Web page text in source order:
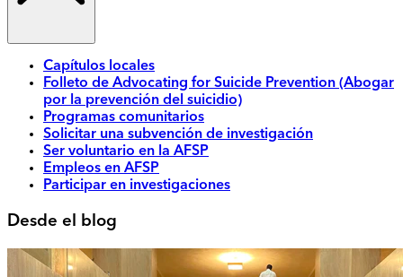
Capítulos locales
Folleto de Advocating for Suicide Prevention (Abogar
por la prevención del suicidio)
Programas comunitarios
Solicitar una subvención de investigación
Ser voluntario en la AFSP
Empleos en AFSP
Participar en investigaciones
Desde el blog